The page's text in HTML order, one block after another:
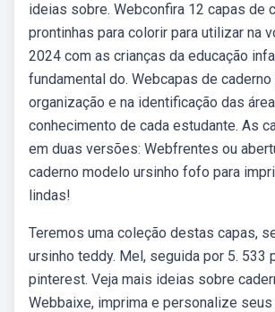
ideias sobre. Webconfira 12 capas de
prontinhas para colorir para utilizar na
2024 com as crianças da educação
fundamental do. Webcapas de caderno
organização e na identificação das
conhecimento de cada estudante. As
em duas versões: Webfrentes ou
caderno modelo ursinho fofo para
lindas!
Teremos uma coleção destas capas,
ursinho teddy. Mel, seguida por 5. 533
pinterest. Veja mais ideias sobre
Webbaixe, imprima e personalize